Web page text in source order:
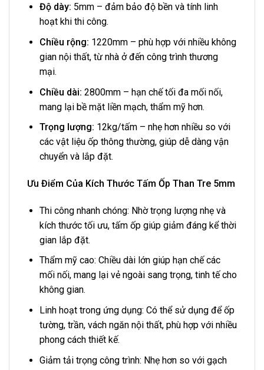
Độ dày: 5mm – đảm bảo độ bền và tính linh
hoạt khi thi công.
Chiều rộng: 1220mm – phù hợp với nhiều không
gian nội thất, từ nhà ở đến công trình thương
mại.
Chiều dài: 2800mm – hạn chế tối đa mối nối,
mang lại bề mặt liền mạch, thẩm mỹ hơn.
Trọng lượng: 12kg/tấm – nhẹ hơn nhiều so với
các vật liệu ốp thông thường, giúp dễ dàng vận
chuyển và lắp đặt.
Ưu Điểm Của Kích Thước Tấm Ốp Than Tre 5mm
Thi công nhanh chóng: Nhờ trọng lượng nhẹ và
kích thước tối ưu, tấm ốp giúp giảm đáng kể thời
gian lắp đặt.
Thẩm mỹ cao: Chiều dài lớn giúp hạn chế các
mối nối, mang lại vẻ ngoài sang trọng, tinh tế cho
không gian.
Linh hoạt trong ứng dụng: Có thể sử dụng để ốp
tường, trần, vách ngăn nội thất, phù hợp với nhiều
phong cách thiết kế.
Giảm tải trọng công trình: Nhẹ hơn so với gạch